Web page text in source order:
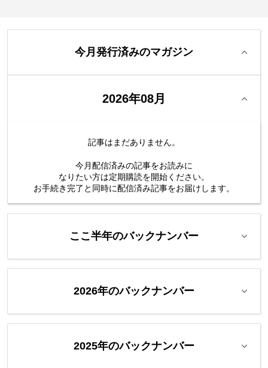
今月発行済みのマガジン
2026年08月
記事はまだありません。
今月配信済みの記事をお読みに
なりたい方は定期購読を開始ください。
お手続き完了と同時に配信済み記事をお届けします。
ここ半年のバックナンバー
2026年のバックナンバー
2025年のバックナンバー